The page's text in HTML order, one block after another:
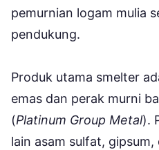
pemurnian logam mulia
pendukung.
Produk utama smelter
emas dan perak murni
(Platinum Group Metal).
lain asam sulfat,